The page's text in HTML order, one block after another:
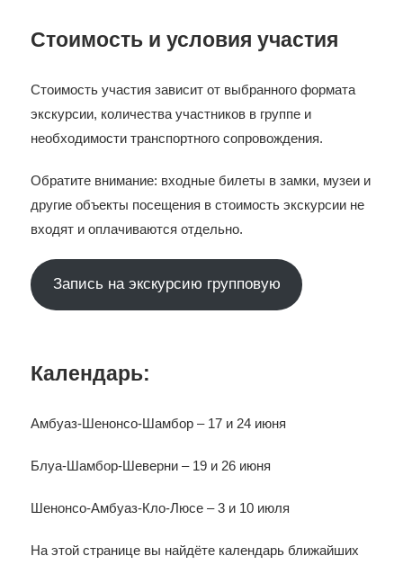
Стоимость и условия участия
Стоимость участия зависит от выбранного формата
экскурсии, количества участников в группе и
необходимости транспортного сопровождения.
Обратите внимание: входные билеты в замки, музеи и
другие объекты посещения в стоимость экскурсии не
входят и оплачиваются отдельно.
Запись на экскурсию групповую
Календарь:
Амбуаз-Шенонсо-Шамбор – 17 и 24 июня
Блуа-Шамбор-Шеверни – 19 и 26 июня
Шенонсо-Амбуаз-Кло-Люсе – 3 и 10 июля
На этой странице вы найдёте календарь ближайших